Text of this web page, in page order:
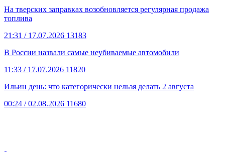
На тверских заправках возобновляется регулярная продажа
топлива
21:31 / 17.07.2026 13183
В России назвали самые неубиваемые автомобили
11:33 / 17.07.2026 11820
Ильин день: что категорически нельзя делать 2 августа
00:24 / 02.08.2026 11680